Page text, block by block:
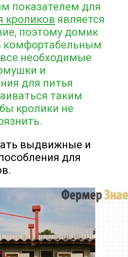
показателем для
кроликов является
поэтому домик
комфортабельным
необходимые
и
для питья
таким
кролики не
выдвижные и
для